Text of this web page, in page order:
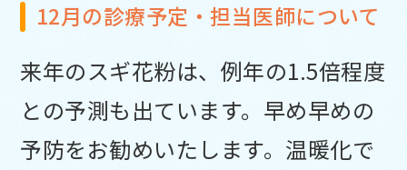
12月の診療予定・担当医師について
来年のスギ花粉は、例年の1.5倍程度
との予測も出ています。早め早めの
予防をお勧めいたします。温暖化で